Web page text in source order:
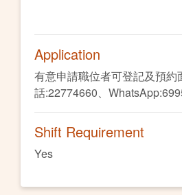
Application
有意申請職位者可登記及預約
話:22774660、
Shift Requirement
Yes